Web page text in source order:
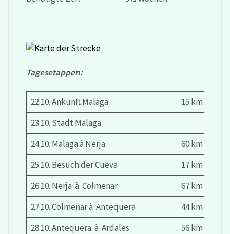
Tagesetappen:
22.10. Ankunft Malaga
15 km
23.10. Stadt Malaga
24.10. Malaga à Nerja
60 km
25.10. Besuch der Cueva
17 km
26.10. Nerja à Colmenar
67 km
27.10. Colmenar à Antequera
44 km
28.10. Antequera à Ardales
56 km